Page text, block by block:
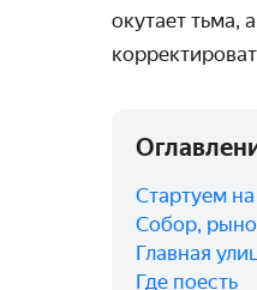
окутает тьма,
Стартуем
Собор,
Главная
Где поесть